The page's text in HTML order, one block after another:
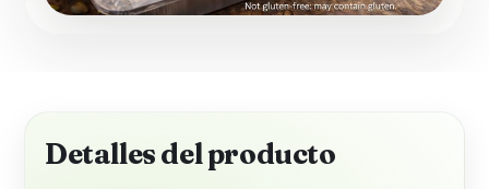
Detalles del producto